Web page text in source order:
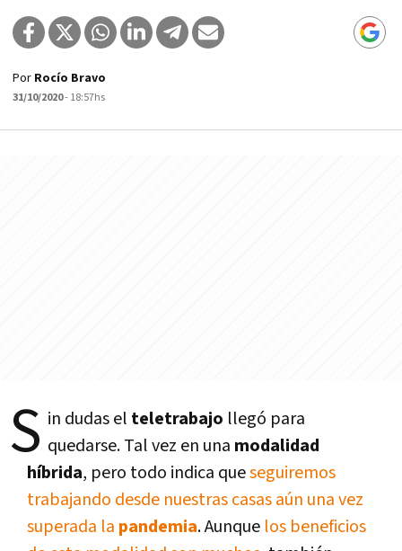
Por Rocío Bravo
31/10/2020- 18:57hs
S in dudas el teletrabajo llegó para
quedarse. Tal vez en una modalidad
híbrida, pero todo indica queseguiremos
trabajando desde nuestras casas aún una vez
superada la pandemia. Aunque los beneficios